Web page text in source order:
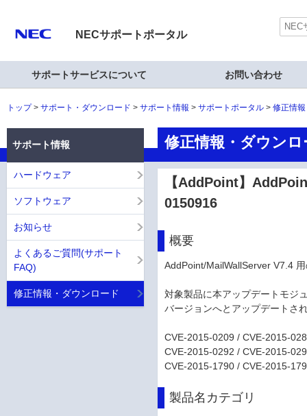
NECサポートポータル
サポートサービスについて お問い合わせ
トップ サポート・ダウンロード サポート情報 サポートポータル 修正情
修正情報・ダウンロ
【AddPoint】
0150916
概要
AddPoint/MailWallServer V7.4
対象製品に本アップデートモジ
バージョンへとアップデートさ
CVE-2015-0209 / CVE-2015-
CVE-2015-0292 / CVE-2015-
CVE-2015-1790 / CVE-2015-
製品名カテゴリ
サポート情報
ハードウェア
ソフトウェア
お知らせ
よくあるご質問(サポート
FAQ)
修正情報・ダウンロード